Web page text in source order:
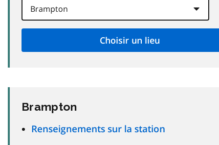
Brampton
Renseignements sur la station